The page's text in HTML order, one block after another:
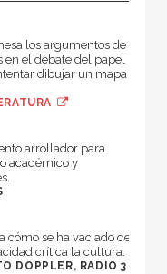
los argumentos de
en el debate del papel
dibujar un mapa
arrollador para
académico y
cómo se ha vaciado de
crítica la cultura.
DOPPLER, RADIO 3